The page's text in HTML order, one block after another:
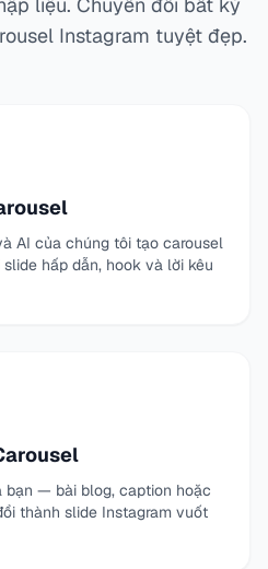
Instagram tuyệt đẹp.
AI của chúng tôi tạo carousel
hấp dẫn, hook và lời kêu
bạn — bài blog, caption hoặc
thành slide Instagram vuốt